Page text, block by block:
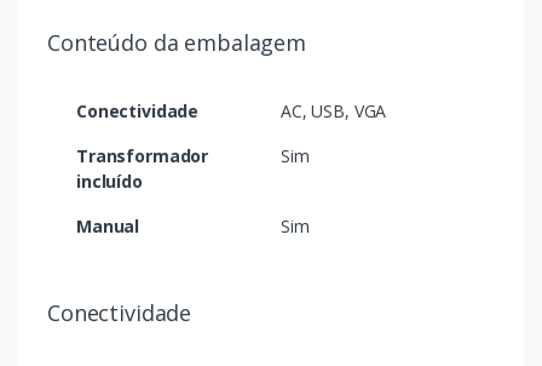
Conteúdo da embalagem
Conectividade
AC, USB, VGA
Transformador
incluído
Sim
Manual Sim
Conectividade